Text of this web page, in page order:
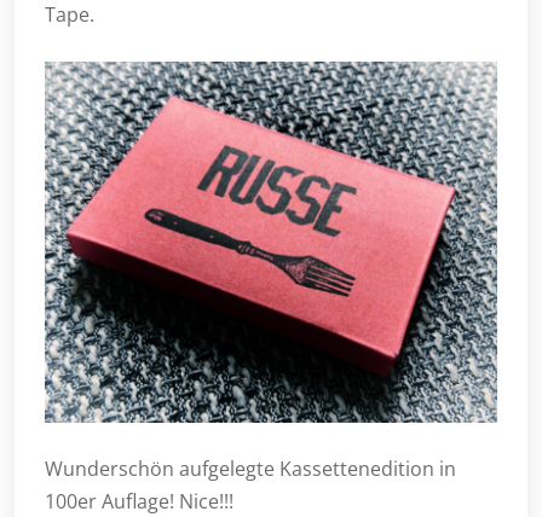
Tape.
Wunderschön aufgelegte Kassettenedition in
100er Auflage! Nice!!!